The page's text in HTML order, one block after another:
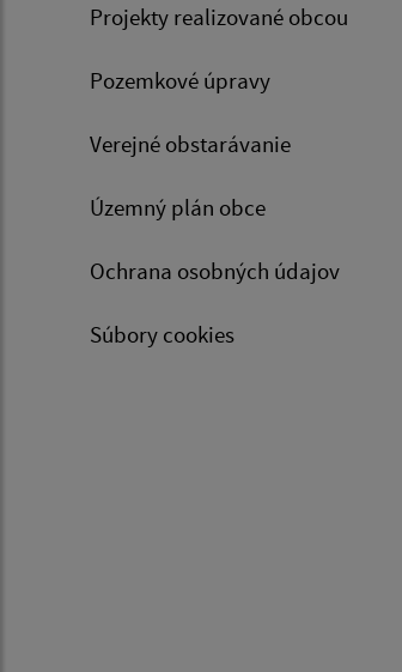
Projekty realizované obcou
Pozemkové úpravy
Verejné obstarávanie
Územný plán obce
Ochrana osobných údajov
Súbory cookies